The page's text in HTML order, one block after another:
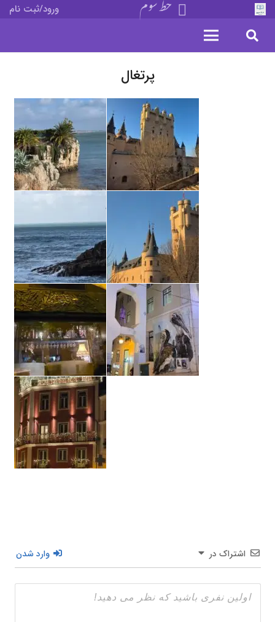
خط سوم ورود/ثبت نام
پرتغال
اشتراک در وارد شدن